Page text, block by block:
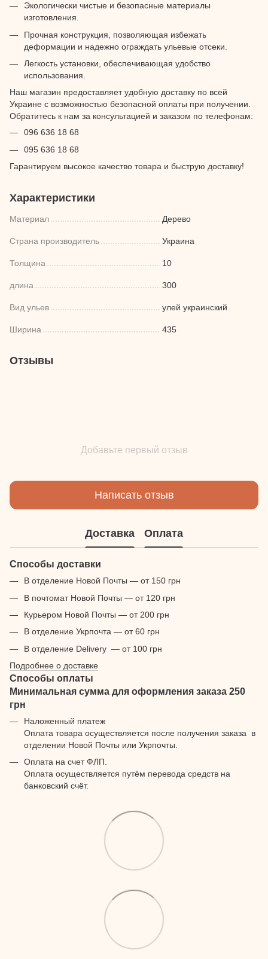
Экологически чистые и безопасные материалы
изготовления.
Прочная конструкция, позволяющая избежать
деформации и надежно ограждать ульевые отсеки.
Легкость установки, обеспечивающая удобство
использования.
Наш магазин предоставляет удобную доставку по всей
Украине с возможностью безопасной оплаты при получении.
Обратитесь к нам за консультацией и заказом по телефонам:
096 636 18 68
095 636 18 68
Гарантируем высокое качество товара и быструю доставку!
Характеристики
Материал Дерево
Страна производитель Украина
Толщина 10
длина 300
Вид ульев улей украинский
Ширина 435
Отзывы
Добавьте первый отзыв
Написать отзыв
Доставка Оплата
Способы доставки
В отделение Новой Почты — от 150 грн
В почтомат Новой Почты — от 120 грн
Курьером Новой Почты — от 200 грн
В отделение Укрпочта — от 60 грн
В отделение Delivery — от 100 грн
Подробнее о доставке
Способы оплаты
Минимальная сумма для оформления заказа 250
грн
Наложенный платеж
Оплата товара осуществляется после получения заказа в
отделении Новой Почты или Укрпочты.
Оплата на счет ФЛП.
Оплата осуществляется путём перевода средств на
банковский счёт.